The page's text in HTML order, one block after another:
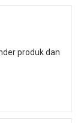
produk dan